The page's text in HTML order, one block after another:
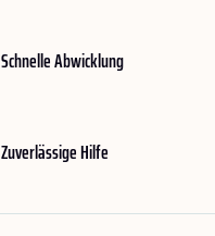
Schnelle Abwicklung
Zuverlässige Hilfe